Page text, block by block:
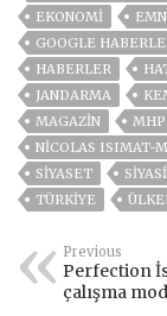
EKONOMİ
GOOGLE
HABERLER
JANDARMA
MAGAZİN
MHP
NICOLAS ISIMAT-
SİYASET
TÜRKİYE
Previous
Perfection
çalışma